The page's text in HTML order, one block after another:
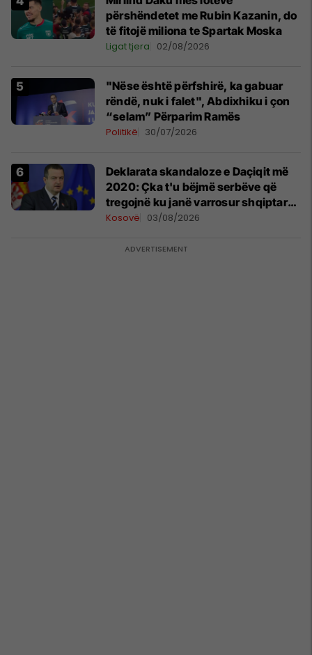
përshëndetet me Rubin Kazanin, do
të fitojë miliona te Spartak Moska
Ligat tjera 02/08/2026
"Nëse është përfshirë, ka gabuar
rëndë, nuk i falet", Abdixhiku i çon
“selam” Përparim Ramës
Politikë 30/07/2026
​Deklarata skandaloze e Daçiqit më
2020: Çka t'u bëjmë serbëve që
tregojnë ku janë varrosur shqiptarët
në Serbi
Kosovë 03/08/2026